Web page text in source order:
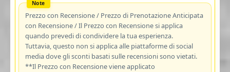
Prezzo con Recensione / Prezzo di Prenotazione Anticipata
con Recensione / Il Prezzo con Recensione si applica
quando prevedi di condividere la tua esperienza.
Tuttavia, questo non si applica alle piattaforme di social
media dove gli sconti basati sulle recensioni sono vietati.
**Il Prezzo con Recensione viene applicato